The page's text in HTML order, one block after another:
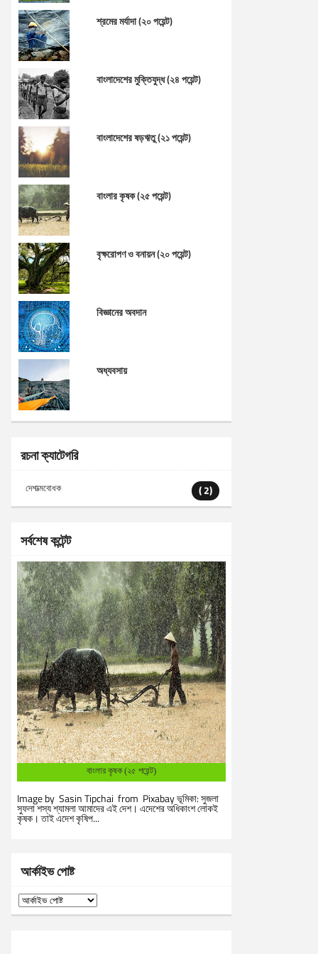
শ্রমের মর্যাদা (২০ পয়েন্ট)
বাংলাদেশের মুক্তিযুদ্ধ (২৪ পয়েন্ট)
বাংলাদেশের ষড়ঋতু (২১ পয়েন্ট)
বাংলার কৃষক (২৫ পয়েন্ট)
বৃক্ষরোপণ ও বনায়ন (২০ পয়েন্ট)
বিজ্ঞানের অবদান
অধ্যবসায়
রচনা ক্যাটেগরি
দেশাত্মবোধক ( 2)
সর্বশেষ কন্টেন্ট
বাংলার কৃষক (২৫ পয়েন্ট)
Image by Sasin Tipchai from Pixabay ভূমিকা: সুজলা
সুফলা শস্য শ্যামলা আমাদের এই দেশ। এদেশের অধিকাংশ লোকই
কৃষক। তাই এদেশ কৃষিপ...
আর্কাইভ পোষ্ট